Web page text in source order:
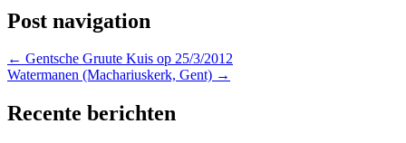
Post navigation
← Gentsche Gruute Kuis op 25/3/2012
Watermanen (Machariuskerk, Gent) →
Recente berichten